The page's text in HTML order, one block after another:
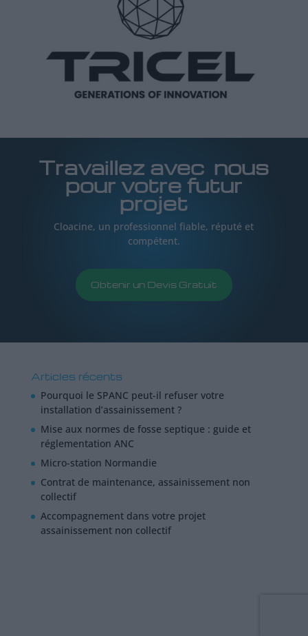
Travaillez avec nous
pour votre futur
projet
Cloacine, un professionnel fiable, réputé et
compétent.
Obtenir un Devis Gratuit
Articles récents
Pourquoi le SPANC peut-il refuser votre
installation d’assainissement ?
Mise aux normes de fosse septique : guide et
réglementation ANC
Micro-station Normandie
Contrat de maintenance, assainissement non
collectif
Accompagnement dans votre projet
assainissement non collectif